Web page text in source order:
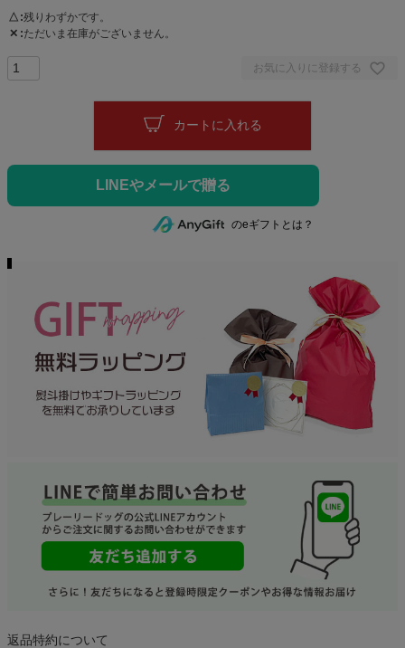
△ 残りわずかです。
✕ ただいま在庫がございません。
お気に入りに登録する
カートに入れる
のeギフトとは？
返品特約について